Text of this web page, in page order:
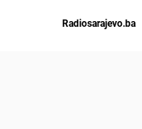
Radiosarajevo.ba